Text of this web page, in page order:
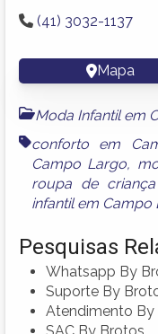
(41) 3032-1137
Mapa
Moda Infantil em
conforto em
Campo Largo,
roupa de
infantil em Campo
Pesquisas
Whatsapp By
Suporte By
Atendimento By
SAC By Brotos